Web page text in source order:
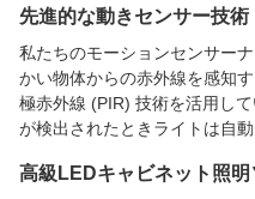
先進的な動きセンサー技術
私たちのモーションセンサー
かい物体からの赤外線を感知
極赤外線 (PIR) 技術を活用し
が検出されたときライトは自
高級LEDキャビネット照